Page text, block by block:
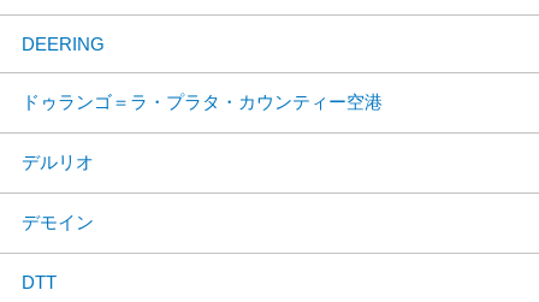
DEERING
ドゥランゴ＝ラ・プラタ・カウンティー空港
デルリオ
デモイン
DTT